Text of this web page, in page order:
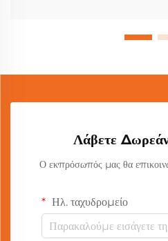
Λάβετε
Ο εκπρόσωπός μας θα
Ηλ. ταχυδρομείο